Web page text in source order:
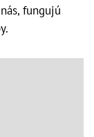
fungujú